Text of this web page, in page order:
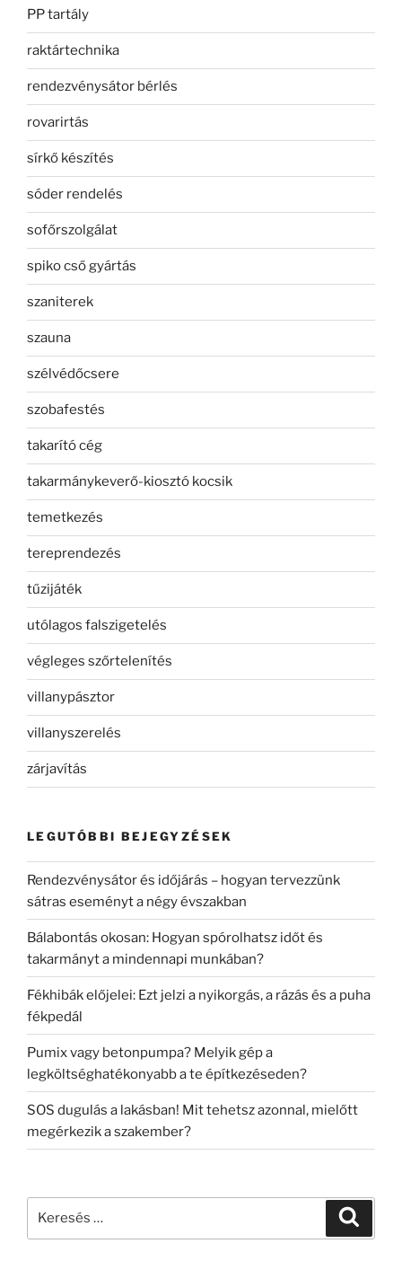
PP tartály
raktártechnika
rendezvénysátor bérlés
rovarirtás
sírkő készítés
sóder rendelés
sofőrszolgálat
spiko cső gyártás
szaniterek
szauna
szélvédőcsere
szobafestés
takarító cég
takarmánykeverő-kiosztó kocsik
temetkezés
tereprendezés
tűzijáték
utólagos falszigetelés
végleges szőrtelenítés
villanypásztor
villanyszerelés
zárjavítás
LEGUTÓBBI BEJEGYZÉSEK
Rendezvénysátor és időjárás – hogyan tervezzünk
sátras eseményt a négy évszakban
Bálabontás okosan: Hogyan spórolhatsz időt és
takarmányt a mindennapi munkában?
Fékhibák előjelei: Ezt jelzi a nyikorgás, a rázás és a puha
fékpedál
Pumix vagy betonpumpa? Melyik gép a
legköltséghatékonyabb a te építkezéseden?
SOS dugulás a lakásban! Mit tehetsz azonnal, mielőtt
megérkezik a szakember?